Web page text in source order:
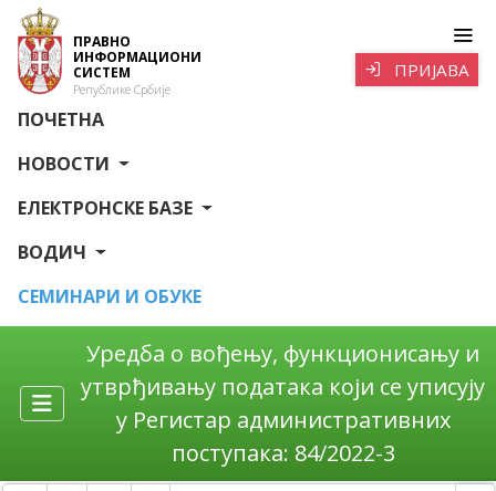
ПРАВНО
ИНФОРМАЦИОНИ
СИСТЕМ
Републике Србије
ПРИЈАВА
ПОЧЕТНА
НОВОСТИ
ЕЛЕКТРОНСКЕ БАЗЕ
ВОДИЧ
СЕМИНАРИ И ОБУКЕ
Уредба о вођењу, функционисању и
утврђивању података који се уписују
у Регистар административних
поступака: 84/2022-3